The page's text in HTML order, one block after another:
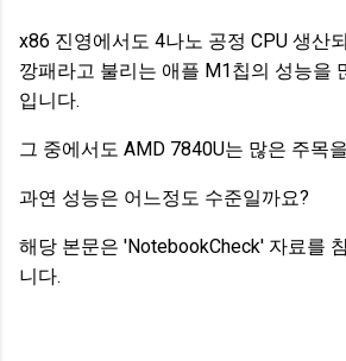
x86 진영에서도 4나노 공정 CPU 생산
깡패라고 불리는 애플 M1칩의 성능을
입니다.
그 중에서도 AMD 7840U는 많은 주목
과연 성능은 어느정도 수준일까요?
해당 본문은 'NotebookCheck' 자료를
니다.